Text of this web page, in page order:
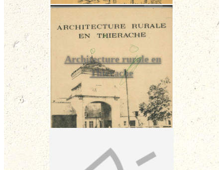
Architecture rurale en
Thiérache